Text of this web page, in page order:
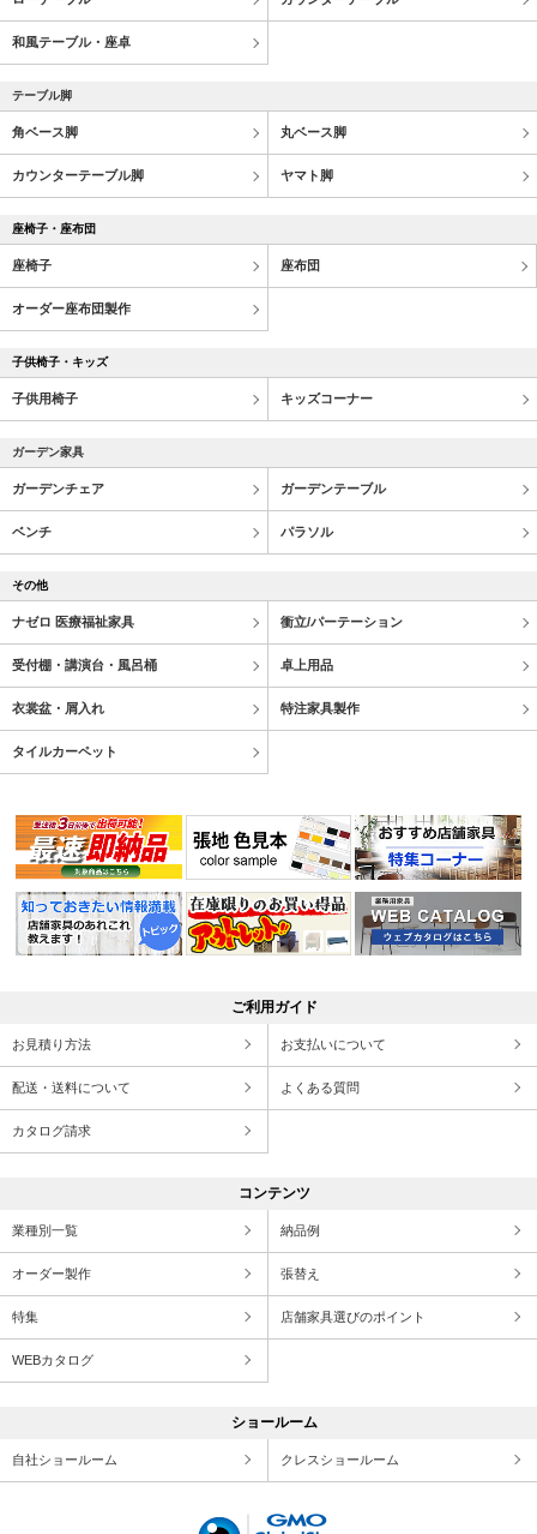
和風テーブル・座卓
テーブル脚
角ベース脚 丸ベース脚
カウンターテーブル脚 ヤマト脚
座椅子・座布団
座椅子 座布団
オーダー座布団製作
子供椅子・キッズ
子供用椅子 キッズコーナー
ガーデン家具
ガーデンチェア ガーデンテーブル
ベンチ パラソル
その他
ナゼロ 医療福祉家具 衝立/パーテーション
受付棚・講演台・風呂桶 卓上用品
衣裳盆・屑入れ 特注家具製作
タイルカーペット
ご利用ガイド
お見積り方法 お支払いについて
配送・送料について よくある質問
カタログ請求
コンテンツ
業種別一覧 納品例
オーダー製作 張替え
特集 店舗家具選びのポイント
WEBカタログ
ショールーム
自社ショールーム クレスショールーム